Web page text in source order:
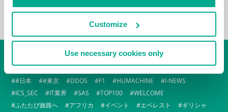
Customize
Use necessary cookies only
タグクラウド
#日本
#東京 DDOS F1 HUMACHINE
I-NEWS
ICS_SEC
IT業界 SAS TOP100
WELCOME
ふたたび旅路へ
アフリカ イベント エベレスト
ギリシャ